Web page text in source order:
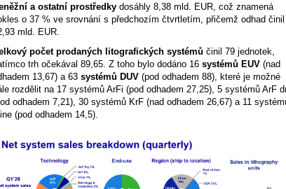
a ostatní prostředky dosáhly 8,38 mld. EUR, což znamená
o 37 % ve srovnání s předchozím čtvrtletím, přičemž odhad činil
mld. EUR.
počet prodaných litografických systémů činil 79 jednotek,
trh očekával 89,65. Z toho bylo dodáno 16 systémů EUV (nad
13,67) a 63 systémů DUV (pod odhadem 88), které je možné
rozdělit na 17 systémů ArFi (pod odhadem 27,25), 5 systémů ArF
odhadem 7,21), 30 systémů KrF (nad odhadem 26,67) a 11
(pod odhadem 14,5).